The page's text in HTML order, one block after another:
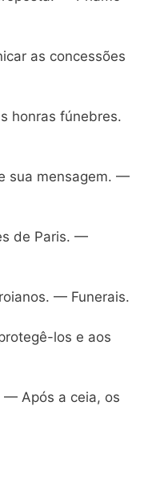
as concessões
honras fúnebres.
sua mensagem. —
de Paris. —
— Funerais.
los e aos
— Após a ceia, os